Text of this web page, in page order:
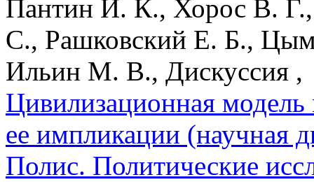
Пантин И. К., Хорос В.
С., Рашковский Е. Б.,
Ильин М. В., Дискуссия ,
Цивилизационная
ее импликации (научная
Полис. Политические